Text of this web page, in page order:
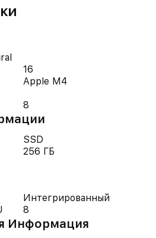
16
Apple M4
8
SSD
256 ГБ
Интегрированный
8
Информация